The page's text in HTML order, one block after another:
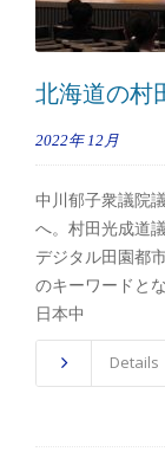
北海道の村
2022年 12月
中川郁子衆議院
へ。村田光成道
デジタル田園都
のキーワードと
日本中
Details